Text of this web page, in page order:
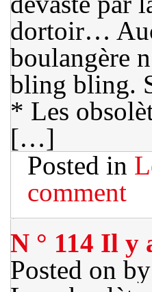
dortoir…
boulangère
bling bling.
* Les
[…]
Posted in
comment
N ° 114 Il y
Posted on by